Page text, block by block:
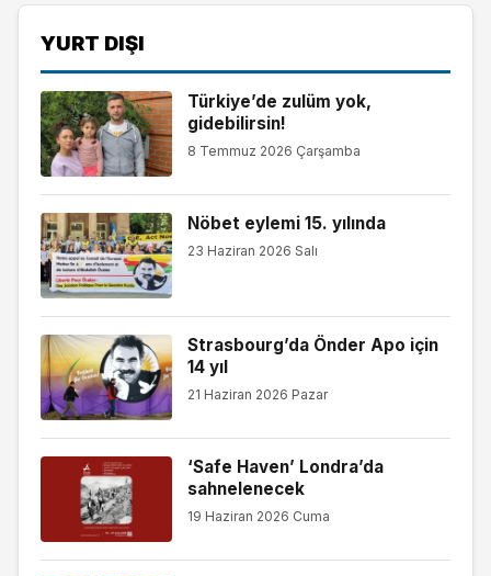
YURT DIŞI
Türkiye’de zulüm yok,
gidebilirsin!
8 Temmuz 2026 Çarşamba
Nöbet eylemi 15. yılında
23 Haziran 2026 Salı
Strasbourg’da Önder Apo için
14 yıl
21 Haziran 2026 Pazar
‘Safe Haven’ Londra’da
sahnelenecek
19 Haziran 2026 Cuma